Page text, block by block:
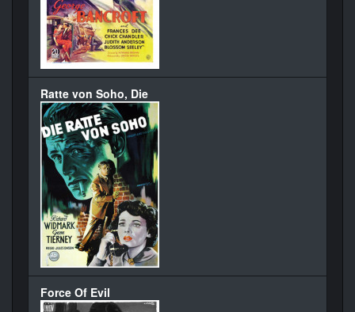
Ratte von Soho, Die
Force Of Evil